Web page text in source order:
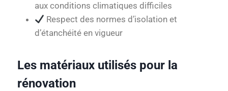
aux conditions climatiques difficiles
Respect des normes d’isolation et
d’étanchéité en vigueur
Les matériaux utilisés pour la
rénovation